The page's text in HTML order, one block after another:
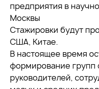
предприятия в
Москвы
Стажировки будут
США, Китае.
В настоящее время
формирование групп
руководителей,